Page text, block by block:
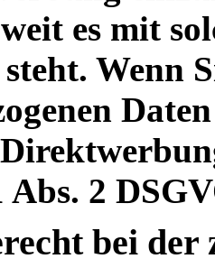
es mit
Wenn
2
bei